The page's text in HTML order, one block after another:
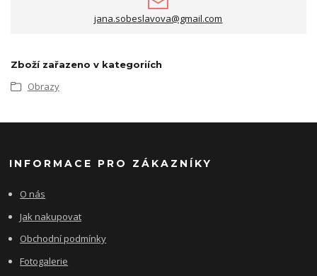
jana.sobeslavova@gmail.com
Zboží zařazeno v kategoriích
Obrazy
INFORMACE PRO ZÁKAZNÍKY
O nás
Jak nakupovat
Obchodní podmínky
Fotogalerie